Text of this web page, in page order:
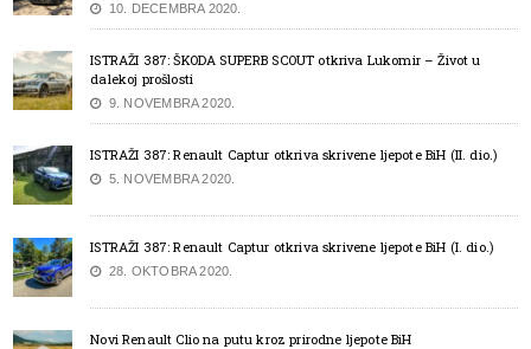
10. DECEMBRA 2020.
ISTRAŽI 387: ŠKODA SUPERB SCOUT otkriva Lukomir – Život u
dalekoj prošlosti
9. NOVEMBRA 2020.
ISTRAŽI 387: Renault Captur otkriva skrivene ljepote BiH (II. dio.)
5. NOVEMBRA 2020.
ISTRAŽI 387: Renault Captur otkriva skrivene ljepote BiH (I. dio.)
28. OKTOBRA 2020.
Novi Renault Clio na putu kroz prirodne ljepote BiH